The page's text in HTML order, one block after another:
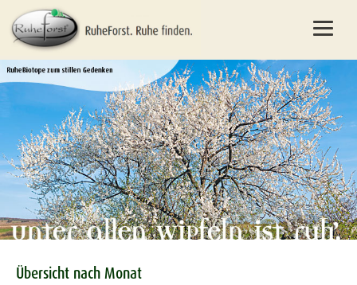
Übersicht nach Monat